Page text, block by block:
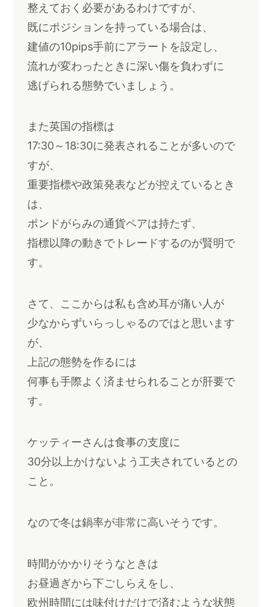
整えておく必要があるわけですが、
既にポジションを持っている場合は、
建値の10pips手前にアラートを設定し、
流れが変わったときに深い傷を負わずに
逃げられる態勢でいましょう。
また英国の指標は
17:30～18:30に発表されることが多いので
すが、
重要指標や政策発表などが控えているとき
は、
ポンドがらみの通貨ペアは持たず、
指標以降の動きでトレードするのが賢明で
す。
さて、ここからは私も含め耳が痛い人が
少なからずいらっしゃるのではと思います
が、
上記の態勢を作るには
何事も手際よく済ませられることが肝要で
す。
ケッティーさんは食事の支度に
30分以上かけないよう工夫されているとの
こと。
なので冬は鍋率が非常に高いそうです。
時間がかかりそうなときは
お昼過ぎから下ごしらえをし、
欧州時間には味付けだけで済むような状態